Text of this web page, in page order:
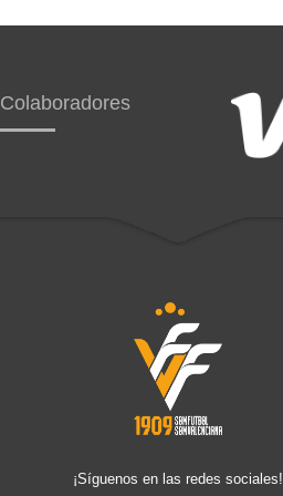
Colaboradores
¡Síguenos en las redes sociales!